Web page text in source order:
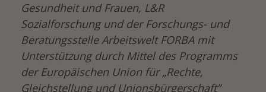
Gesundheit und Frauen, L&R
Sozialforschung und der Forschungs- und
Beratungsstelle Arbeitswelt FORBA mit
Unterstützung durch Mittel des Programms
der Europäischen Union für „Rechte,
Gleichstellung und Unionsbürgerschaft”